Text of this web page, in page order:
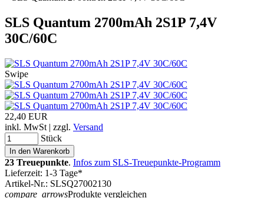
SLS Quantum 2700mAh 2S1P 7,4V
30C/60C
Swipe
22,40 EUR
inkl. MwSt | zzgl. Versand
Stück
23 Treuepunkte. Infos zum SLS-Treuepunkte-Programm
Lieferzeit: 1-3 Tage*
Artikel-Nr.: SLSQ27002130
compare_arrowsProdukte vergleichen